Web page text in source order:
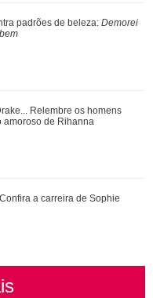
está grávida do primeiro filho!
namoro com Shawn Mendes?
profetiz...
Confira aqui o que vai
padrões de beleza: Demorei
Relembre os homens
amoroso de Rihanna
a carreira de Sophie